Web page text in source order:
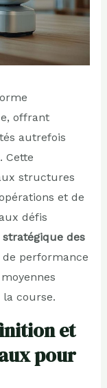
offrant
autrefois
Cette
structures
et de
défis
des
performance
course.
et
pour